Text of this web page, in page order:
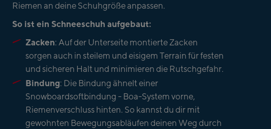
Riemen an deine Schuhgröße anpassen.
So ist ein Schneeschuh aufgebaut:
Zacken: Auf der Unterseite montierte Zacken
sorgen auch in steilem und eisigem Terrain für festen
und sicheren Halt und minimieren die Rutschgefahr.
Bindung: Die Bindung ähnelt einer
Snowboardsoftbindung - Boa-System vorne,
Riemenverschluss hinten. So kannst du dir mit
gewohnten Bewegungsabläufen deinen Weg durch